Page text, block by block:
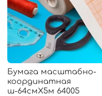
Бумага масштабно-
координатная
ш-64смХ5м 64005